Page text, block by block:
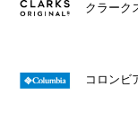
クラーク
コロンビ